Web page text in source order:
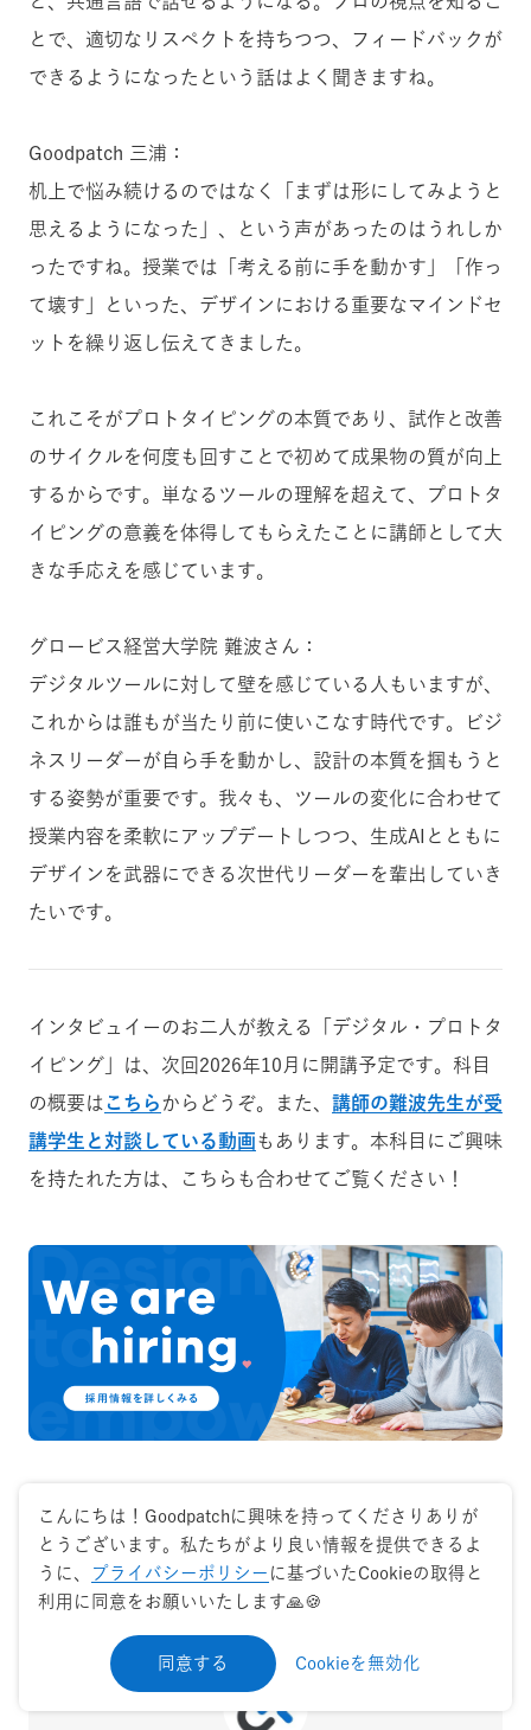
とで、適切なリスペクトを持ちつつ、フィードバックが
できるようになったという話はよく聞きますね。
Goodpatch 三浦：
机上で悩み続けるのではなく「まずは形にしてみようと
思えるようになった」、という声があったのはうれしか
ったですね。授業では「考える前に手を動かす」「作っ
て壊す」といった、デザインにおける重要なマインドセ
ットを繰り返し伝えてきました。
これこそがプロトタイピングの本質であり、試作と改善
のサイクルを何度も回すことで初めて成果物の質が向上
するからです。単なるツールの理解を超えて、プロトタ
イピングの意義を体得してもらえたことに講師として大
きな手応えを感じています。
グロービス経営大学院 難波さん：
デジタルツールに対して壁を感じている人もいますが、
これからは誰もが当たり前に使いこなす時代です。ビジ
ネスリーダーが自ら手を動かし、設計の本質を掴もうと
する姿勢が重要です。我々も、ツールの変化に合わせて
授業内容を柔軟にアップデートしつつ、生成AIとともに
デザインを武器にできる次世代リーダーを輩出していき
たいです。
インタビュイーのお二人が教える「デジタル・プロトタ
イピング」は、次回2026年10月に開講予定です。科目
の概要は こちらからどうぞ。また、 講師の難波先生が受
講学生と対談している動画もあります。本科目にご興味
を持たれた方は、こちらも合わせてご覧ください！
Share on
XでシェアFacebookでシェア
こんにちは！Goodpatchに興味を持ってくださりありが
とうございます。私たちがより良い情報を提供できるよ
うに、
プライバシーポリシー に基づいたCookieの取得と
利用に同意をお願いいたします🙏🍪
同意する Cookieを無効化